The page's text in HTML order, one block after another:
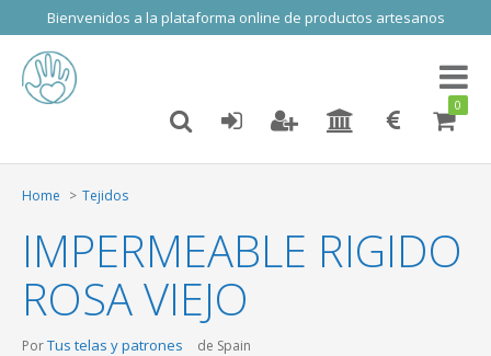
Bienvenidos a la plataforma online de productos artesanos
Toggle
0
Home Tejidos
IMPERMEABLE RIGIDO
ROSA VIEJO
PorTus telas y patrones de Spain